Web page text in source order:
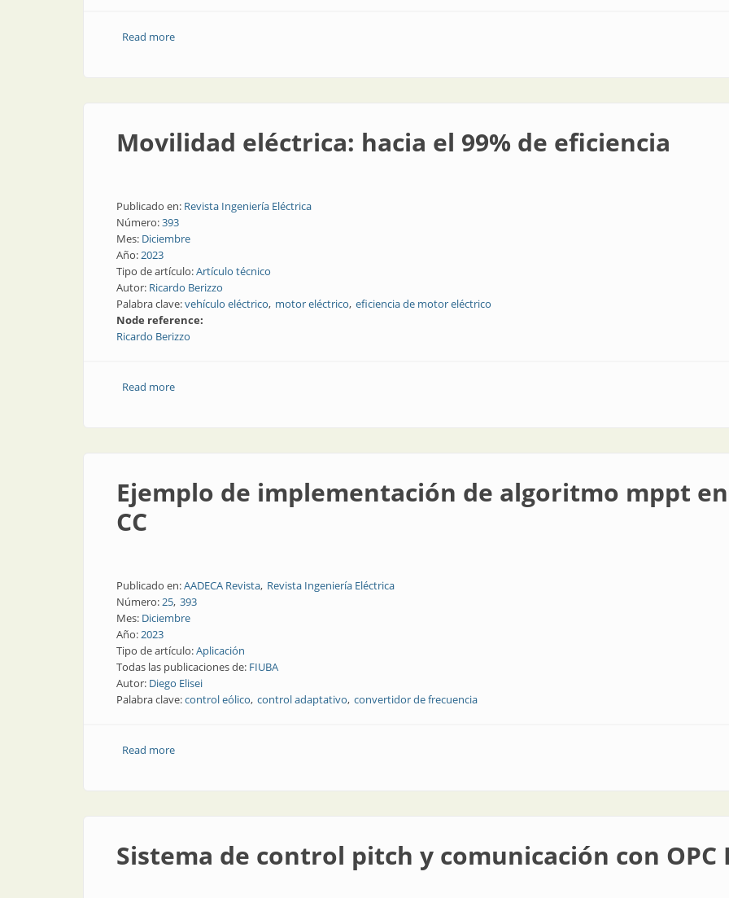
Read moreabout Medidores de energía eléctrica: convalidación del tipo
Movilidad eléctrica: hacia el 99% de eficiencia
Publicado en: Revista Ingeniería Eléctrica
Número:393
Mes: Diciembre
Año:2023
Tipo de artículo:Artículo técnico
Autor: Ricardo Berizzo
Palabra clave:vehículo eléctrico motor eléctrico eficiencia de motor eléctrico
Node reference:
Ricardo Berizzo
Read moreabout Movilidad eléctrica: hacia el 99% de eficiencia
Ejemplo de implementación de algoritmo mppt
CC
Publicado en:AADECA Revista Revista Ingeniería Eléctrica
Número:25 393
Mes: Diciembre
Año:2023
Tipo de artículo:Aplicación
Todas las publicaciones de: FIUBA
Autor: Diego Elisei
Palabra clave:control eólico control adaptativo convertidor de frecuencia
Read moreabout Ejemplo de implementación de algoritmo mppt en convertidores CC-CC
Sistema de control pitch y comunicación con OPC